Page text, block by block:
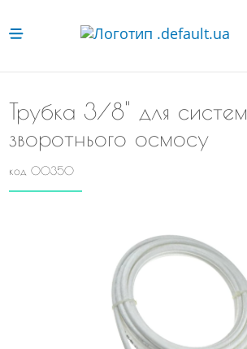
Трубка 3/8" для систем
зворотнього осмосу
код 00350